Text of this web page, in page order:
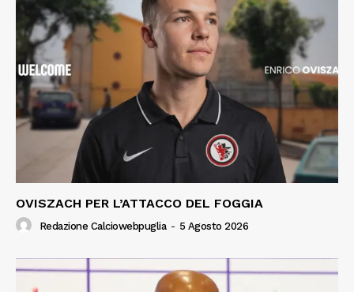
OVISZACH PER L’ATTACCO DEL FOGGIA
Redazione Calciowebpuglia - 5 Agosto 2026